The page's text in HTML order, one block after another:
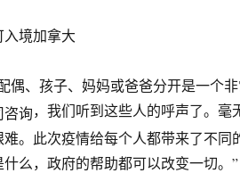
境加拿大
偶、孩子、妈妈或爸爸分开是一个
，我们听到这些人的呼声了。毫
。此次疫情给每个人都带来了不同
么，政府的帮助都可以改变一切。”